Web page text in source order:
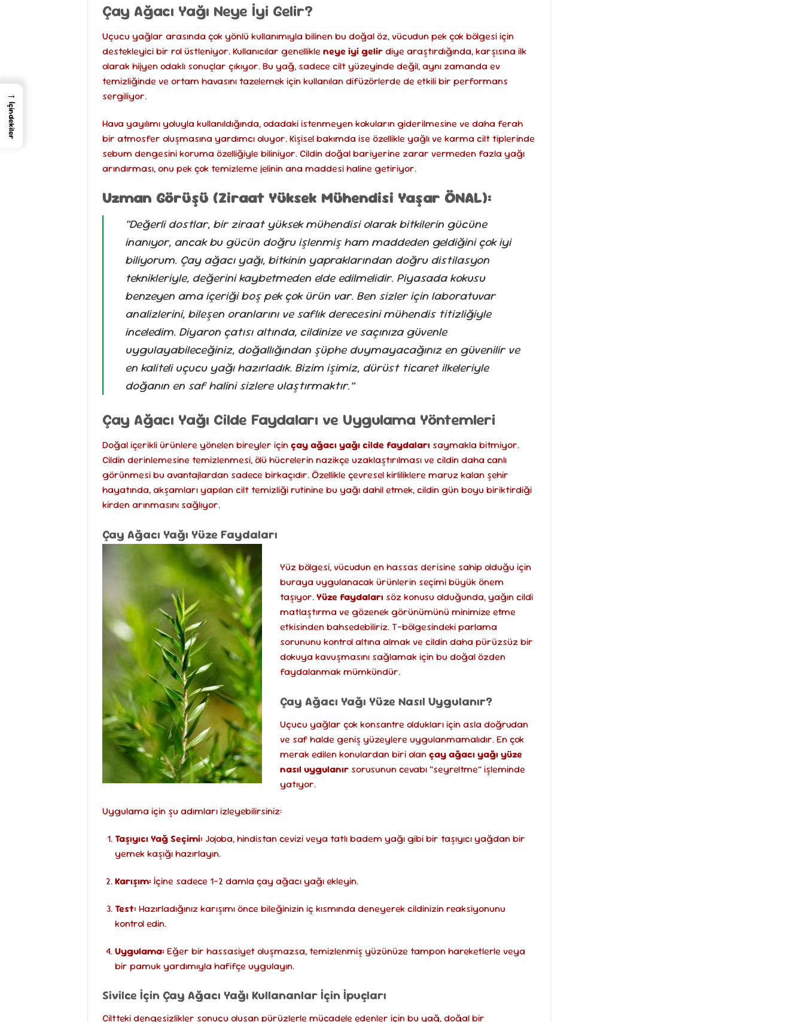
Çay Ağacı Yağı Neye İyi Gelir?
Uçucu yağlar arasında çok yönlü kullanımıyla bilinen bu doğal öz, vücudun pek çok bölgesi için
destekleyici bir rol üstleniyor. Kullanıcılar genellikle neye iyi gelirdiye araştırdığında, karşısına ilk
olarak hijyen odaklı sonuçlar çıkıyor. Bu yağ, sadece cilt yüzeyinde değil, aynı zamanda ev
temizliğinde ve ortam havasını tazelemek için kullanılan difüzörlerde de etkili bir performans
sergiliyor.
Hava yayılımı yoluyla kullanıldığında, odadaki istenmeyen kokuların giderilmesine ve daha ferah
bir atmosfer oluşmasına yardımcı oluyor. Kişisel bakımda ise özellikle yağlı ve karma cilt tiplerinde
sebum dengesini koruma özelliğiyle biliniyor. Cildin doğal bariyerine zarar vermeden fazla yağı
arındırması, onu pek çok temizleme jelinin ana maddesi haline getiriyor.
Uzman Görüşü (Ziraat Yüksek Mühendisi Yaşar ÖNAL):
“Değerli dostlar, bir ziraat yüksek mühendisi olarak bitkilerin gücüne
inanıyor, ancak bu gücün doğru işlenmiş ham maddeden geldiğini çok iyi
biliyorum. Çay ağacı yağı, bitkinin yapraklarından doğru distilasyon
teknikleriyle, değerini kaybetmeden elde edilmelidir. Piyasada kokusu
benzeyen ama içeriği boş pek çok ürün var. Ben sizler için laboratuvar
analizlerini, bileşen oranlarını ve saflık derecesini mühendis titizliğiyle
inceledim. Diyaron çatısı altında, cildinize ve saçınıza güvenle
uygulayabileceğiniz, doğallığından şüphe duymayacağınız en güvenilir ve
en kaliteli uçucu yağı hazırladık. Bizim işimiz, dürüst ticaret ilkeleriyle
doğanın en saf halini sizlere ulaştırmaktır.”
Çay Ağacı Yağı Cilde Faydaları ve Uygulama Yöntemleri
Doğal içerikli ürünlere yönelen bireyler içinçay ağacı yağı cilde faydaları saymakla bitmiyor.
Cildin derinlemesine temizlenmesi, ölü hücrelerin nazikçe uzaklaştırılması ve cildin daha canlı
görünmesi bu avantajlardan sadece birkaçıdır. Özellikle çevresel kirliliklere maruz kalan şehir
hayatında, akşamları yapılan cilt temizliği rutinine bu yağı dahil etmek, cildin gün boyu biriktirdiği
kirden arınmasını sağlıyor.
Çay Ağacı Yağı Yüze Faydaları
Yüz bölgesi, vücudun en hassas derisine sahip olduğu için
buraya uygulanacak ürünlerin seçimi büyük önem
taşıyor.Yüze faydaları söz konusu olduğunda, yağın cildi
matlaştırma ve gözenek görünümünü minimize etme
etkisinden bahsedebiliriz. T-bölgesindeki parlama
sorununu kontrol altına almak ve cildin daha pürüzsüz bir
dokuya kavuşmasını sağlamak için bu doğal özden
faydalanmak mümkündür.
Çay Ağacı Yağı Yüze Nasıl Uygulanır?
Uçucu yağlar çok konsantre oldukları için asla doğrudan
ve saf halde geniş yüzeylere uygulanmamalıdır. En çok
merak edilen konulardan biri olançay ağacı yağı yüze
nasıl uygulanırsorusunun cevabı “seyreltme” işleminde
yatıyor.
Uygulama için şu adımları izleyebilirsiniz:
Taşıyıcı Yağ Seçimi:Jojoba, hindistan cevizi veya tatlı badem yağı gibi bir taşıyıcı yağdan bir
yemek kaşığı hazırlayın.
Karışım:İçine sadece 1-2 damla çay ağacı yağı ekleyin.
Test:Hazırladığınız karışımı önce bileğinizin iç kısmında deneyerek cildinizin reaksiyonunu
kontrol edin.
Uygulama:Eğer bir hassasiyet oluşmazsa, temizlenmiş yüzünüze tampon hareketlerle veya
bir pamuk yardımıyla hafifçe uygulayın.
Sivilce İçin Çay Ağacı Yağı Kullananlar İçin İpuçları
Ciltteki dengesizlikler sonucu oluşan pürüzlerle mücadele edenler için bu yağ, doğal bir
→
İçindekiler